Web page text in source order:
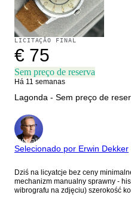
LICITAÇÃO FINAL
€ 75
Sem preço de reserva
Há 11 semanas
Lagonda - Sem preço de
Especialista
Selecionado por Erwin Dekker
Dziś na licyatcje bez ceny
mechanizm manualny sprawny -
wibrografu na zdjęciu) szerokość koperty bez koronki 33,5mm stan